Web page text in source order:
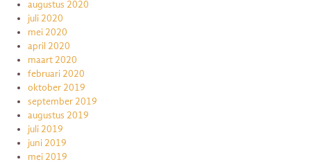
augustus 2020
juli 2020
mei 2020
april 2020
maart 2020
februari 2020
oktober 2019
september 2019
augustus 2019
juli 2019
juni 2019
mei 2019